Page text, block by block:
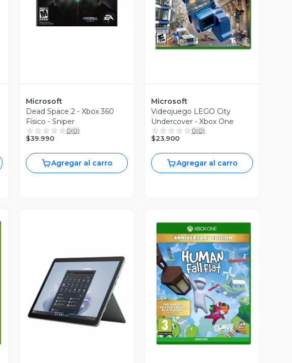
Microsoft
Dead Space 2 - Xbox 360
Físico - Sniper
0(0)
$39.990
Agregar al carro
Microsoft
Videojuego LEGO City
Undercover - Xbox One
0(0)
$23.900
Agregar al carro
Vista Previa
Vista Previa